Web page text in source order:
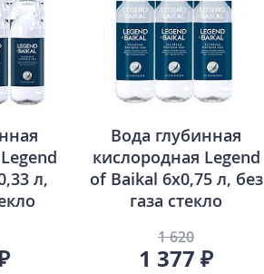
л,
Вода глубинная
кислородная Legend
of Baikal 6х0,75 л, без
газа стекло
1 620
1 377 ₽